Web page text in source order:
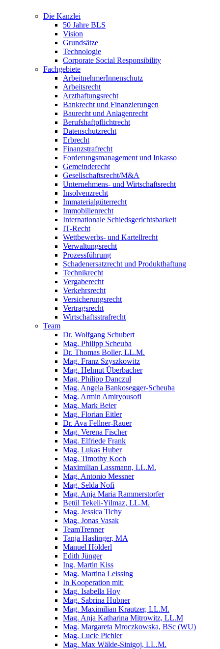
Die Kanzlei
50 Jahre BLS
Vision
Grundsätze
Technologie
Corporate Social Responsibility
Fachgebiete
ArbeitnehmerInnenschutz
Arbeitsrecht
Arzthaftungsrecht
Bankrecht und Finanzierungen
Baurecht und Anlagenrecht
Berufshaftpflichtrecht
Datenschutzrecht
Erbrecht
Finanzstrafrecht
Forderungsmanagement und Inkasso
Gemeinderecht
Gesellschaftsrecht/M&A
Unternehmens- und Wirtschaftsrecht
Insolvenzrecht
Immaterialgüterrecht
Immobilienrecht
Internationale Schiedsgerichtsbarkeit
IT-Recht
Wettbewerbs- und Kartellrecht
Verwaltungsrecht
Prozessführung
Schadenersatzrecht und Produkthaftung
Technikrecht
Vergaberecht
Verkehrsrecht
Versicherungsrecht
Vertragsrecht
Wirtschaftsstrafrecht
Team
Dr. Wolfgang Schubert
Mag. Philipp Scheuba
Dr. Thomas Boller, LL.M.
Mag. Franz Szyszkowitz
Mag. Helmut Überbacher
Mag. Philipp Danczul
Mag. Angela Bankosegger-Scheuba
Mag. Armin Amiryousofi
Mag. Mark Beier
Mag. Florian Eitler
Dr. Ava Fellner-Rauer
Mag. Verena Fischer
Mag. Elfriede Frank
Mag. Lukas Huber
Mag. Timothy Koch
Maximilian Lassmann, LL.M.
Mag. Antonio Messner
Mag. Selda Nofi
Mag. Anja Maria Rammerstorfer
Betül Tekeli-Yilmaz, LL.M.
Mag. Jessica Tichy
Mag. Jonas Vasak
TeamTrenner
Tanja Haslinger, MA
Manuel Hölderl
Edith Jünger
Ing. Martin Kiss
Mag. Martina Leissing
In Kooperation mit:
Mag. Isabella Hoy
Mag. Sabrina Hubner
Mag. Maximilian Krautzer, LL.M.
Mag. Anja Katharina Mitrowitz, LL.M
Mag. Margareta Mroczkowska, BSc (WU)
Mag. Lucie Pichler
Mag. Max Wälde-Sinigoj, LL.M.